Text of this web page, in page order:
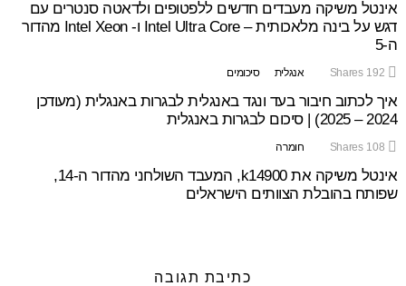
אינטל משיקה מעבדים חדשים ללפטופים ולדאטה סנטרים עם
דגש על בינה מלאכותית – Intel Ultra Core ו- Intel Xeon מהדור
ה-5
192
Shares אנגלית סיכומים
איך לכתוב חיבור בעד ונגד באנגלית לבגרות באנגלית (מעודכן
2024 – 2025) | סיכום לבגרות באנגלית
108
Shares חומרה
אינטל משיקה את k14900, המעבד השולחני מהדור ה-14,
שפותח בהובלת הצוותים הישראלים
כתיבת תגובה